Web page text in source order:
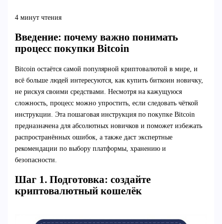
4 минут чтения
Введение: почему важно понимать
процесс покупки Bitcoin
Bitcoin остаётся самой популярной криптовалютой в мире, и
всё больше людей интересуются, как купить биткоин новичку,
не рискуя своими средствами. Несмотря на кажущуюся
сложность, процесс можно упростить, если следовать чёткой
инструкции. Эта пошаговая инструкция по покупке Bitcoin
предназначена для абсолютных новичков и поможет избежать
распространённых ошибок, а также даст экспертные
рекомендации по выбору платформы, хранению и
безопасности.
Шаг 1. Подготовка: создайте
криптовалютный кошелёк